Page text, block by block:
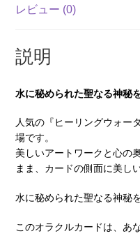
レビュー (0)
説明
水に秘められた聖なる神秘
人気の『ヒーリングウォー
場です。
美しいアートワークと心の
まま、カードの側面に美し
水に秘められた聖なる神秘
このオラクルカードは、あ